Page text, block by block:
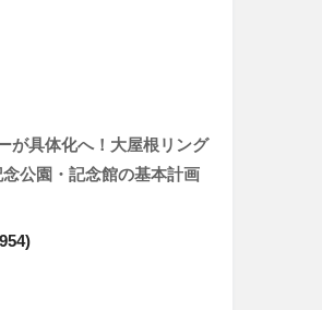
が具体化へ！大屋根リング
公園・記念館の基本計画